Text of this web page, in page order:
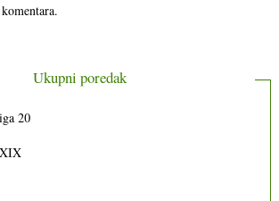
Ukupni poredak
20